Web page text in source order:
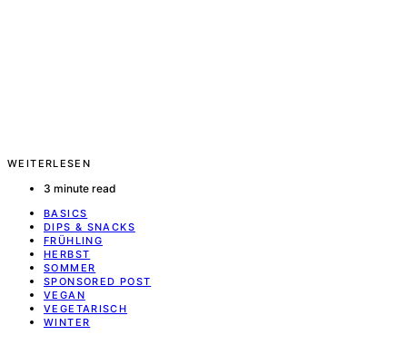
WEITERLESEN
3 minute read
BASICS
DIPS & SNACKS
FRÜHLING
HERBST
SOMMER
SPONSORED POST
VEGAN
VEGETARISCH
WINTER